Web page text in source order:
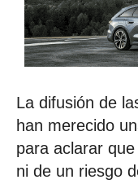
La difusión de
han merecido
para aclarar
ni de un riesgo